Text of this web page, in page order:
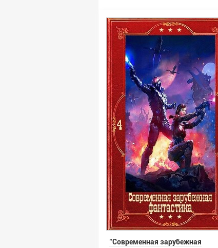
"Современная зарубежная